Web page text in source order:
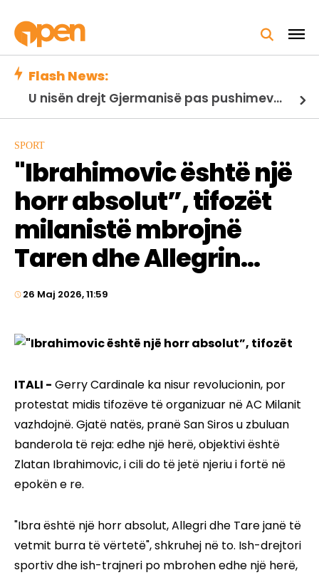
Flash News:
U nisën drejt Gjermanisë pas pushimeve në Kosovë, humbin jetën në aksident tre anëtarët e familjes nga Kosova
SPORT
"Ibrahimovic është një
horr absolut”, tifozët
milanistë mbrojnë
Taren dhe Allegrin…
26 Maj 2026, 11:59
ITALI - Gerry Cardinale ka nisur revolucionin, por
protestat midis tifozëve të organizuar në AC Milanit
vazhdojnë. Gjatë natës, pranë San Siros u zbuluan
banderola të reja: edhe një herë, objektivi është
Zlatan Ibrahimovic, i cili do të jetë njeriu i fortë në
epokën e re.
"Ibra është një horr absolut, Allegri dhe Tare janë të
vetmit burra të vërtetë", shkruhej në to. Ish-drejtori
sportiv dhe ish-trajneri po mbrohen edhe një herë,